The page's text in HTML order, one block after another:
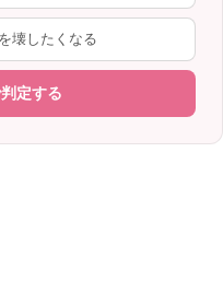
壊したくなる
定する